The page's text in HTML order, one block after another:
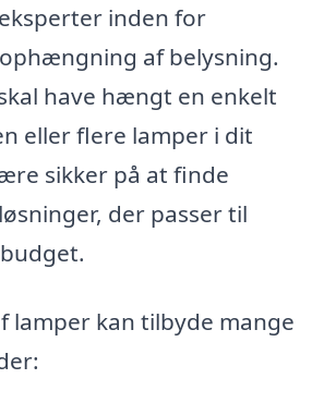
inden for
af belysning.
have hængt en enkelt
eller flere lamper i dit
sikker på at finde
der passer til
lamper kan tilbyde mange